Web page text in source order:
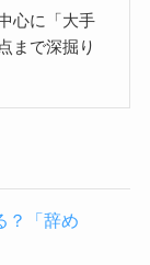
心に「大手
まで深掘り
？「辞め